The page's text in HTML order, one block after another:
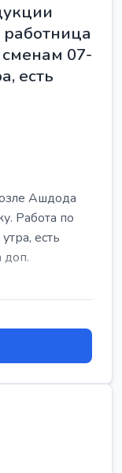
сменам 07-
есть
Ашдода
Работа по
есть
доп.